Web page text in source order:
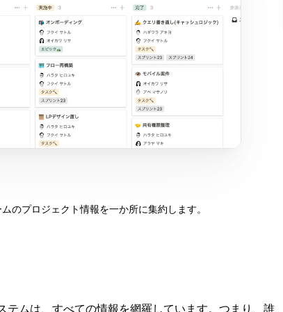
のプロジェクト情報を一か所に集約します。
テムは、すべての情報を網羅しています。つまり、誰